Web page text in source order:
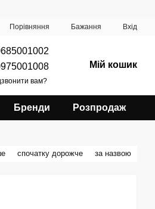
Порівняння Бажання Вхід
вам?
Мій кошик
Бренди Розпродаж
спочатку дорожче за назвою